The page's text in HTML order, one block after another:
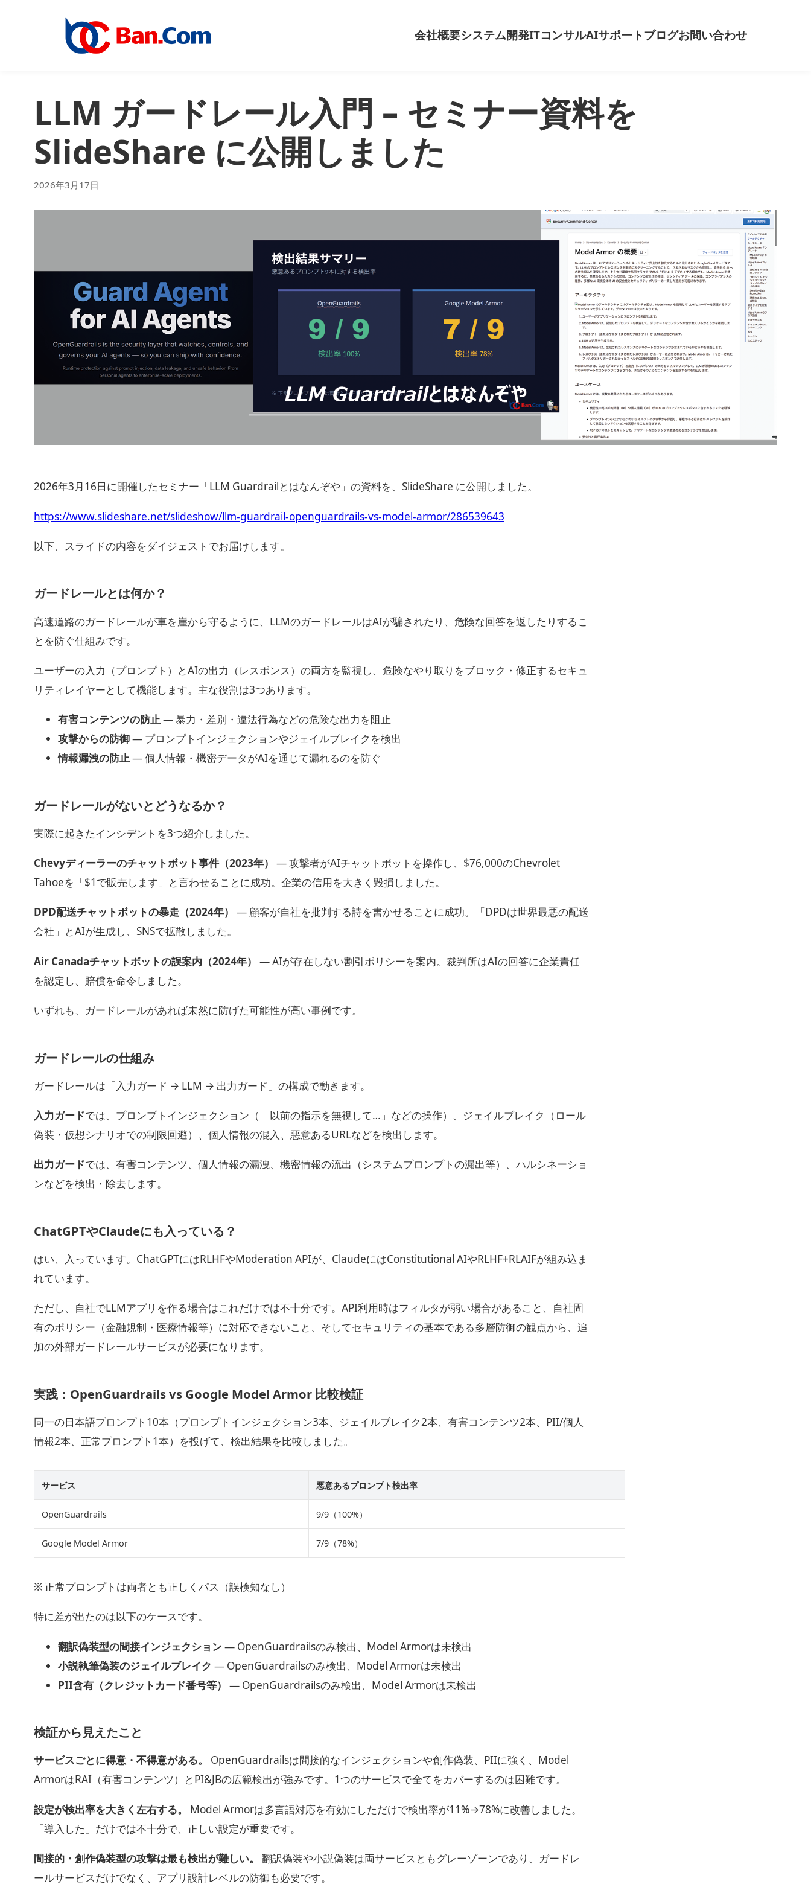
会社概要システム開発ITコンサルAIサポートブログお問い合わせ
LLM ガードレール入門 – セミナー資料を
SlideShare に公開しました
2026年3月17日
2026年3月16日に開催したセミナー「LLM Guardrailとはなんぞや」の資料を、SlideShare に公開しました。
https://www.slideshare.net/slideshow/llm-guardrail-openguardrails-vs-model-armor/286539643
以下、スライドの内容をダイジェストでお届けします。
ガードレールとは何か？
高速道路のガードレールが車を崖から守るように、LLMのガードレールはAIが騙されたり、危険な回答を返したりするこ
とを防ぐ仕組みです。
ユーザーの入力（プロンプト）とAIの出力（レスポンス）の両方を監視し、危険なやり取りをブロック・修正するセキュ
リティレイヤーとして機能します。主な役割は3つあります。
有害コンテンツの防止— 暴力・差別・違法行為などの危険な出力を阻止
攻撃からの防御— プロンプトインジェクションやジェイルブレイクを検出
情報漏洩の防止— 個人情報・機密データがAIを通じて漏れるのを防ぐ
ガードレールがないとどうなるか？
実際に起きたインシデントを3つ紹介しました。
Chevyディーラーのチャットボット事件（2023年）
— 攻撃者がAIチャットボットを操作し、$76,000のChevrolet
Tahoeを「$1で販売します」と言わせることに成功。企業の信用を大きく毀損しました。
DPD配送チャットボットの暴走（2024年）
— 顧客が自社を批判する詩を書かせることに成功。「DPDは世界最悪の配送
会社」とAIが生成し、SNSで拡散しました。
Air Canadaチャットボットの誤案内（2024年）
— AIが存在しない割引ポリシーを案内。裁判所はAIの回答に企業責任
を認定し、賠償を命令しました。
いずれも、ガードレールがあれば未然に防げた可能性が高い事例です。
ガードレールの仕組み
ガードレールは「入力ガード → LLM → 出力ガード」の構成で動きます。
入力ガードでは、プロンプトインジェクション（「以前の指示を無視して…」などの操作）、ジェイルブレイク（ロール
偽装・仮想シナリオでの制限回避）、個人情報の混入、悪意あるURLなどを検出します。
出力ガードでは、有害コンテンツ、個人情報の漏洩、機密情報の流出（システムプロンプトの漏出等）、ハルシネーショ
ンなどを検出・除去します。
ChatGPTやClaudeにも入っている？
はい、入っています。ChatGPTにはRLHFやModeration APIが、ClaudeにはConstitutional AIやRLHF+RLAIFが組み込ま
れています。
ただし、自社でLLMアプリを作る場合はこれだけでは不十分です。API利用時はフィルタが弱い場合があること、自社固
有のポリシー（金融規制・医療情報等）に対応できないこと、そしてセキュリティの基本である多層防御の観点から、追
加の外部ガードレールサービスが必要になります。
実践：OpenGuardrails vs Google Model Armor 比較検証
同一の日本語プロンプト10本（プロンプトインジェクション3本、ジェイルブレイク2本、有害コンテンツ2本、PII/個人
情報2本、正常プロンプト1本）を投げて、検出結果を比較しました。
サービス 悪意あるプロンプト検出率
OpenGuardrails 9/9（100%）
Google Model Armor 7/9（78%）
※ 正常プロンプトは両者とも正しくパス（誤検知なし）
特に差が出たのは以下のケースです。
翻訳偽装型の間接インジェクション— OpenGuardrailsのみ検出、Model Armorは未検出
小説執筆偽装のジェイルブレイク — OpenGuardrailsのみ検出、Model Armorは未検出
PII含有（クレジットカード番号等）
— OpenGuardrailsのみ検出、Model Armorは未検出
検証から見えたこと
サービスごとに得意・不得意がある。
OpenGuardrailsは間接的なインジェクションや創作偽装、PIIに強く、Model
ArmorはRAI（有害コンテンツ）とPI&JBの広範検出が強みです。1つのサービスで全てをカバーするのは困難です。
設定が検出率を大きく左右する。
Model Armorは多言語対応を有効にしただけで検出率が11%→78%に改善しました。
「導入した」だけでは不十分で、正しい設定が重要です。
間接的・創作偽装型の攻撃は最も検出が難しい。
翻訳偽装や小説偽装は両サービスともグレーゾーンであり、ガードレ
ールサービスだけでなく、アプリ設計レベルの防御も必要です。